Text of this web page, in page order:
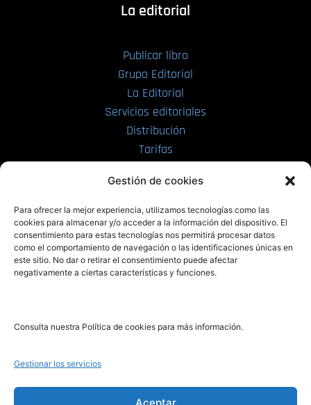
Gestión de cookies
Para ofrecer la mejor experiencia, utilizamos tecnologías como las
cookies para almacenar y/o acceder a la información del dispositivo. El
consentimiento para estas tecnologías nos permitirá procesar datos
como el comportamiento de navegación o las identificaciones únicas en
este sitio. No dar o retirar el consentimiento puede afectar
negativamente a ciertas características y funciones.
Consulta nuestra Política de cookies para más información.
Gestionar los servicios
Aceptar
La editorial
Publicar libro
Grupo Editorial
La Editorial
Servicios editoriales
Distribución
Tarifas
PRL | Films
PRL | Play
PRL | LAB
Noticias
Legal